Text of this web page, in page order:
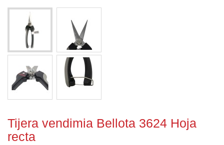
Tijera vendimia Bellota 3624 Hoja
recta